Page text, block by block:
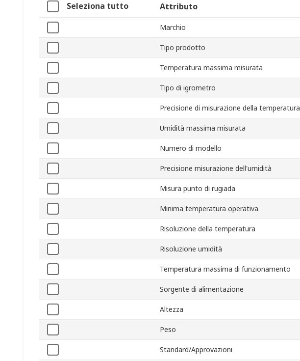
Seleziona tutto Attributo
Marchio
Tipo prodotto
Temperatura massima misurata
Tipo di igrometro
Precisione di misurazione della temperatura
Umidità massima misurata
Numero di modello
Precisione misurazione dell'umidità
Misura punto di rugiada
Minima temperatura operativa
Risoluzione della temperatura
Risoluzione umidità
Temperatura massima di funzionamento
Sorgente di alimentazione
Altezza
Peso
Standard/Approvazioni